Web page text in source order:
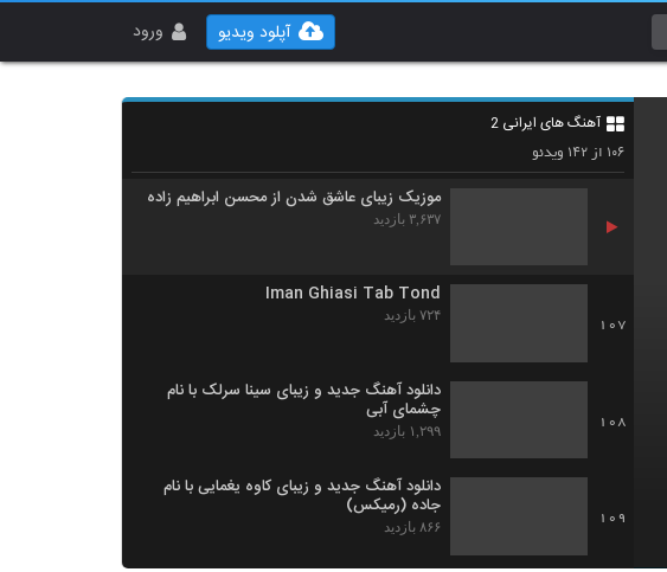
ورود آپلود ویدیو
آهنگ های ایرانی 2
۱۰۶ از ۱۴۲ ویدئو
105
دانلود آهنگ محمدرضا هدایتی من دیوانه نیستم
موزیک زیبای عاشق شدن از محسن ابراهیم زاده
۳,۶۳۷ بازدید
107
Iman Ghiasi Tab Tond
۷۲۴ بازدید
108
دانلود آهنگ جدید و زیبای سینا سرلک با نام
چشمای آبی
۱,۲۹۹ بازدید
109
دانلود آهنگ جدید و زیبای کاوه یغمایی با نام
جاده (رمیکس)
۸۶۶ بازدید